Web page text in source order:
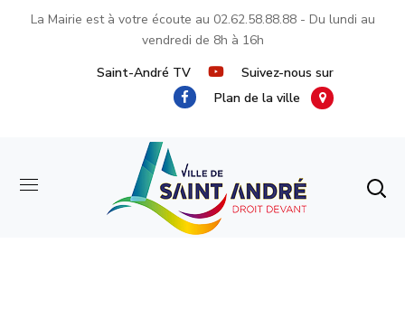
La Mairie est à votre écoute au 02.62.58.88.88- Du lundi au
vendredi de 8h à 16h
Saint-André TV
Suivez-nous sur
Plan de la ville